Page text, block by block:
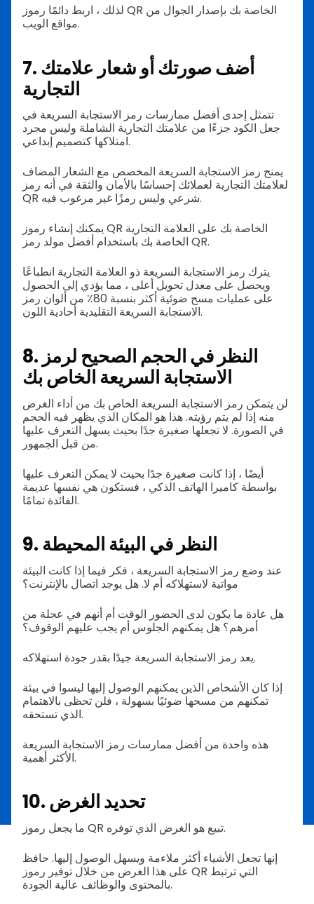
لذلك ، اربط دائمًا رموز QR الخاصة بك بإصدار الجوال من
مواقع الويب.
7. أضف صورتك أو شعار علامتك
التجارية
تتمثل إحدى أفضل ممارسات رمز الاستجابة السريعة في
جعل الكود جزءًا من علامتك التجارية الشاملة وليس مجرد
امتلاكها كتصميم إبداعي.
يمنح رمز الاستجابة السريعة المخصص مع الشعار المضاف
لعلامتك التجارية لعملائك إحساسًا بالأمان والثقة في أنه رمز
QR شرعي وليس رمزًا غير مرغوب فيه.
يمكنك إنشاء رموز QR الخاصة بك على العلامة التجارية
الخاصة بك باستخدام أفضل مولد رمز QR.
يترك رمز الاستجابة السريعة ذو العلامة التجارية انطباعًا
ويحصل على معدل تحويل أعلى ، مما يؤدي إلى الحصول
على عمليات مسح ضوئية أكثر بنسبة 80٪ من ألوان رمز
الاستجابة السريعة التقليدية أحادية اللون.
8. النظر في الحجم الصحيح لرمز
الاستجابة السريعة الخاص بك
لن يتمكن رمز الاستجابة السريعة الخاص بك من أداء الغرض
منه إذا لم يتم رؤيته. هذا هو المكان الذي يظهر فيه الحجم
في الصورة. لا تجعلها صغيرة جدًا بحيث يسهل التعرف عليها
من قبل الجمهور.
أيضًا ، إذا كانت صغيرة جدًا بحيث لا يمكن التعرف عليها
بواسطة كاميرا الهاتف الذكي ، فستكون هي نفسها عديمة
الفائدة تمامًا.
9. النظر في البيئة المحيطة
عند وضع رمز الاستجابة السريعة ، فكر فيما إذا كانت البيئة
مواتية لاستهلاكه أم لا. هل يوجد اتصال بالإنترنت؟
هل عادة ما يكون لدى الحضور الوقت أم أنهم في عجلة من
أمرهم؟ هل يمكنهم الجلوس أم يجب عليهم الوقوف؟
يعد رمز الاستجابة السريعة جيدًا بقدر جودة استهلاكه.
إذا كان الأشخاص الذين يمكنهم الوصول إليها ليسوا في بيئة
تمكنهم من مسحها ضوئيًا بسهولة ، فلن تحظى بالاهتمام
الذي تستحقه.
هذه واحدة من أفضل ممارسات رمز الاستجابة السريعة
الأكثر أهمية.
10. تحديد الغرض
ما يجعل رموز QR تبيع هو الغرض الذي توفره.
إنها تجعل الأشياء أكثر ملاءمة ويسهل الوصول إليها. حافظ
على هذا الغرض من خلال توفير رموز QR التي ترتبط
بالمحتوى والوظائف عالية الجودة.